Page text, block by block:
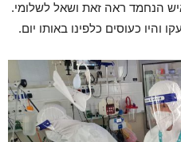
הנחמד ראה זאת ושאל לשלומי.
והיו כעוסים כלפינו באותו יום.